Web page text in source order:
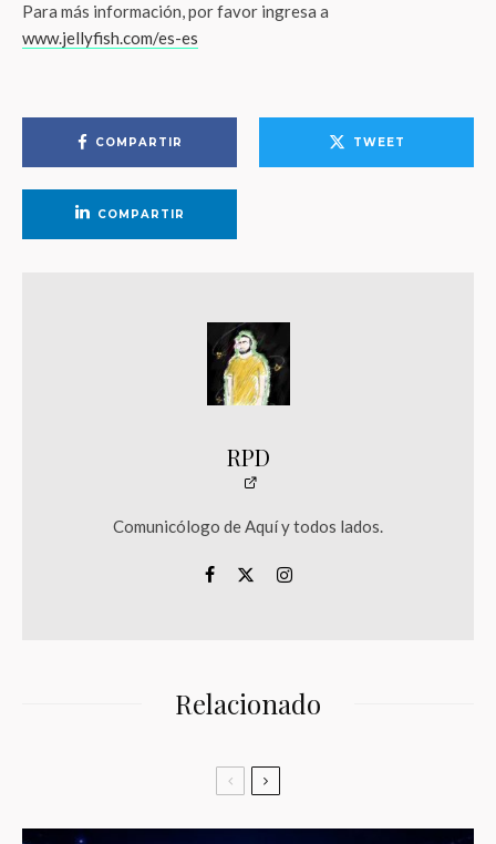
Para más información, por favor ingresa a
www.jellyfish.com/es-es
COMPARTIR TWEET
COMPARTIR
RPD
Comunicólogo de Aquí y todos lados.
Relacionado